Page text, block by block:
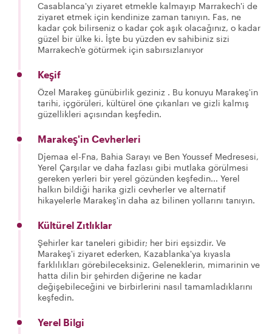
Casablanca'yı ziyaret etmekle kalmayıp Marrakech'i de
ziyaret etmek için kendinize zaman tanıyın. Fas, ne
kadar çok bilirseniz o kadar çok aşık olacağınız, o kadar
güzel bir ülke ki. İşte bu yüzden ev sahibiniz sizi
Marrakech'e götürmek için sabırsızlanıyor
Keşif
Özel Marakeş günübirlik geziniz . Bu konuyu Marakeş'in
tarihi, içgörüleri, kültürel öne çıkanları ve gizli kalmış
güzellikleri açısından keşfedin.
Marakeş'in Cevherleri
Djemaa el-Fna, Bahia Sarayı ve Ben Youssef Medresesi,
Yerel Çarşılar ve daha fazlası gibi mutlaka görülmesi
gereken yerleri bir yerel gözünden keşfedin... Yerel
halkın bildiği harika gizli cevherler ve alternatif
hikayelerle Marakeş'in daha az bilinen yollarını tanıyın.
Kültürel Zıtlıklar
Şehirler kar taneleri gibidir; her biri eşsizdir. Ve
Marakeş'i ziyaret ederken, Kazablanka'ya kıyasla
farklılıkları görebileceksiniz. Geleneklerin, mimarinin ve
hatta dilin bir şehirden diğerine ne kadar
değişebileceğini ve birbirlerini nasıl tamamladıklarını
keşfedin.
Yerel Bilgi